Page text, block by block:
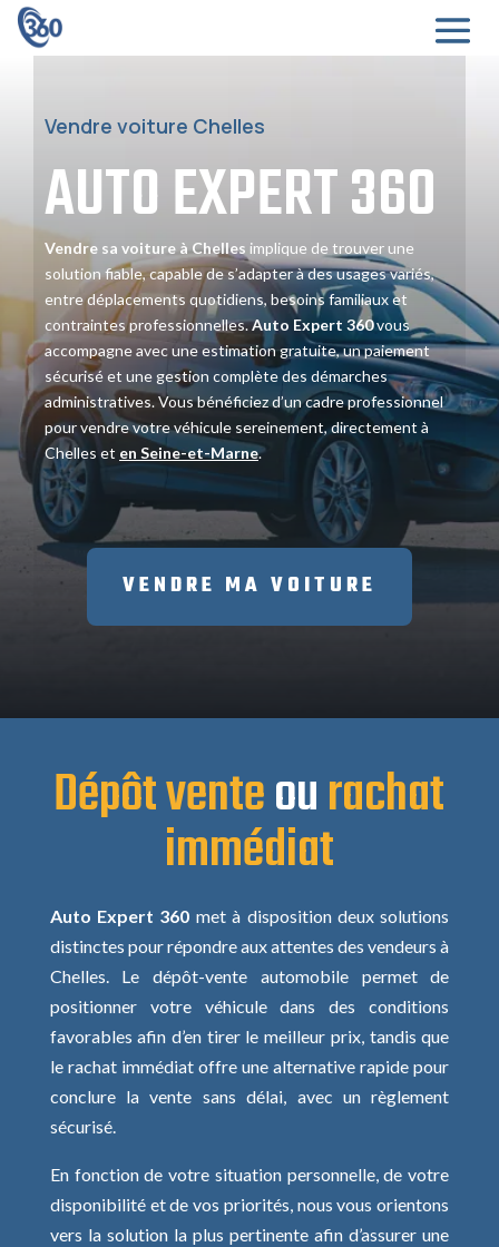
Vendre voiture Chelles
AUTO EXPERT360
Vendre sa voiture à Chelles implique de trouver une
solution fiable, capable de s’adapter à des usages variés,
entre déplacements quotidiens, besoins familiaux et
contraintes professionnelles.Auto Expert 360vous
accompagne avec une estimation gratuite, un paiement
sécurisé et une gestion complète des démarches
administratives. Vous bénéficiez d’un cadre professionnel
pour vendre votre véhicule sereinement, directement à
Chelles et en Seine-et-Marne.
VENDRE MA VOITURE
Dépôt venteourachat
immédiat
Auto Expert 360 met à disposition deux solutions
distinctes pour répondre aux attentes des vendeurs à
Chelles. Le dépôt-vente automobile permet de
positionner votre véhicule dans des conditions
favorables afin d’en tirer le meilleur prix, tandis que
le rachat immédiat offre une alternative rapide pour
conclure la vente sans délai, avec un règlement
sécurisé.
En fonction de votre situation personnelle, de votre
disponibilité et de vos priorités, nous vous orientons
vers la solution la plus pertinente afin d’assurer une